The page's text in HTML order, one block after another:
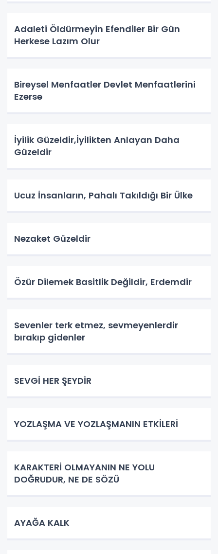
Adaleti Öldürmeyin Efendiler Bir Gün
Herkese Lazım Olur
Bireysel Menfaatler Devlet Menfaatlerini
Ezerse
İyilik Güzeldir,İyilikten Anlayan Daha
Güzeldir
Ucuz İnsanların, Pahalı Takıldığı Bir Ülke
Nezaket Güzeldir
Özür Dilemek Basitlik Değildir, Erdemdir
Sevenler terk etmez, sevmeyenlerdir
bırakıp gidenler
SEVGİ HER ŞEYDİR
YOZLAŞMA VE YOZLAŞMANIN ETKİLERİ
KARAKTERİ OLMAYANIN NE YOLU
DOĞRUDUR, NE DE SÖZÜ
AYAĞA KALK